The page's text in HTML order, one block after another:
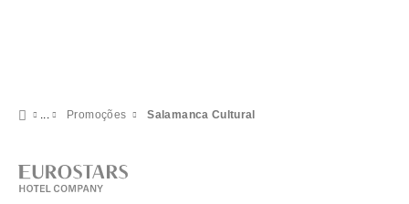
Promoções Salamanca Cultural